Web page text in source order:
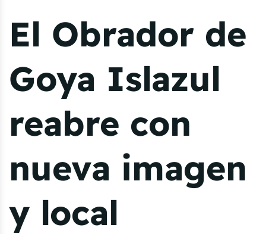
El Obrador de
Goya Islazul
reabre con
nueva imagen
y local